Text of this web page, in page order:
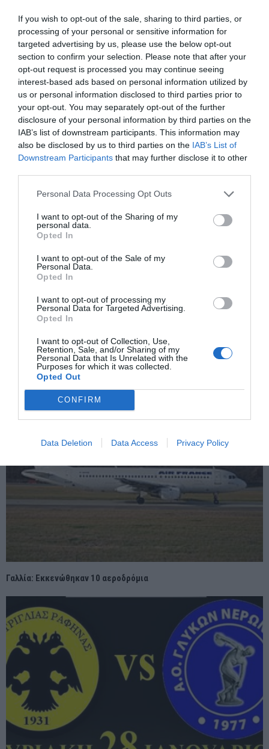
If you wish to opt-out of the sale, sharing to third parties, or
processing of your personal or sensitive information for
targeted advertising by us, please use the below opt-out
section to confirm your selection. Please note that after your
opt-out request is processed you may continue seeing
interest-based ads based on personal information utilized by
us or personal information disclosed to third parties prior to
your opt-out. You may separately opt-out of the further
disclosure of your personal information by third parties on the
IAB’s list of downstream participants. This information may
also be disclosed by us to third parties on the IAB’s List of
Downstream Participants that may further disclose it to other
Personal Data Processing Opt Outs
I want to opt-out of the Sharing of my
personal data.
Opted In
I want to opt-out of the Sale of my
Personal Data.
Opted In
I want to opt-out of processing my
Personal Data for Targeted Advertising.
Opted In
I want to opt-out of Collection, Use,
Retention, Sale, and/or Sharing of my
Personal Data that Is Unrelated with the
Purposes for which it was collected.
Opted Out
CONFIRM
Data Deletion Data Access Privacy Policy
ΠΡΟΗΓΟΎΜΕΝΗ ΑΝΆΡΤΗΣΗ
Καφές απέξω: Χιλιάδες μικροπλαστικά στο σώμα μας – Το «to
go» ποτήρι δεν μεταφέρει μόνο καφεΐνη μεταφέρει
σωματίδια πλαστικού
ΕΠΌΜΕΝΗ ΑΝΆΡΤΗΣΗ
Αμβούργο: Άνδρας άρπαξε γυναίκα στο μετρό και έπεσαν μαζί
στις ράγες – Νεκροί και οι δύο
Προς αξιοποίηση το γεωθερμικό πεδίο Λιθοτόπου-Ηράκλειας
Γαλλία: Εκκενώθηκαν 10 αεροδρόμια